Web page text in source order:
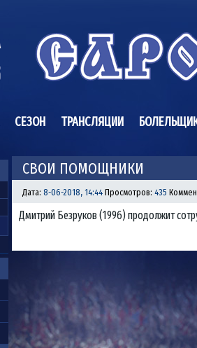
СЕЗОН ТРАНСЛЯЦИИ
СВОИ ПОМОЩНИКИ
Дата: 8-06-2018, 14:44 Просмотров: 435
Дмитрий Безруков (1996) продолжит